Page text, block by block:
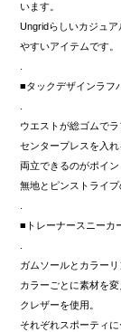
います。
Ungridらしいカジュ
やすいアイテムです。
■タックデザインラフ
ウエストが総ゴムで
センタープレスを入
両立できるのがポイン
無地とピンストライ
■トレーナースニーカ
ガムソールとカラー
カラーごとに素材を
クレザーを使用。
それぞれスポーティ